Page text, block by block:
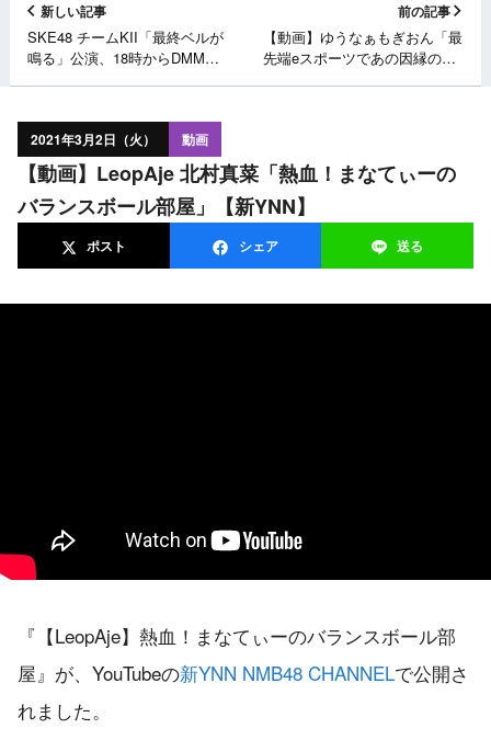
新しい記事
SKE48 チームKII「最終ベルが
鳴る」公演、18時からDMM配
前の記事
【動画】ゆうなぁもぎおん「最
先端eスポーツであの因縁のラ
2021年3月2日（火） 動画
【動画】LeopAje 北村真菜「熱血！まなてぃーの
バランスボール部屋」【新YNN】
ポスト シェア 送る
『【LeopAje】熱血！まなてぃーのバランスボール部
屋』が、YouTubeの新YNN NMB48 CHANNELで公開さ
れました。